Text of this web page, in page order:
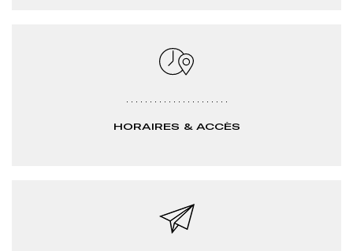
HORAIRES & ACCÈS